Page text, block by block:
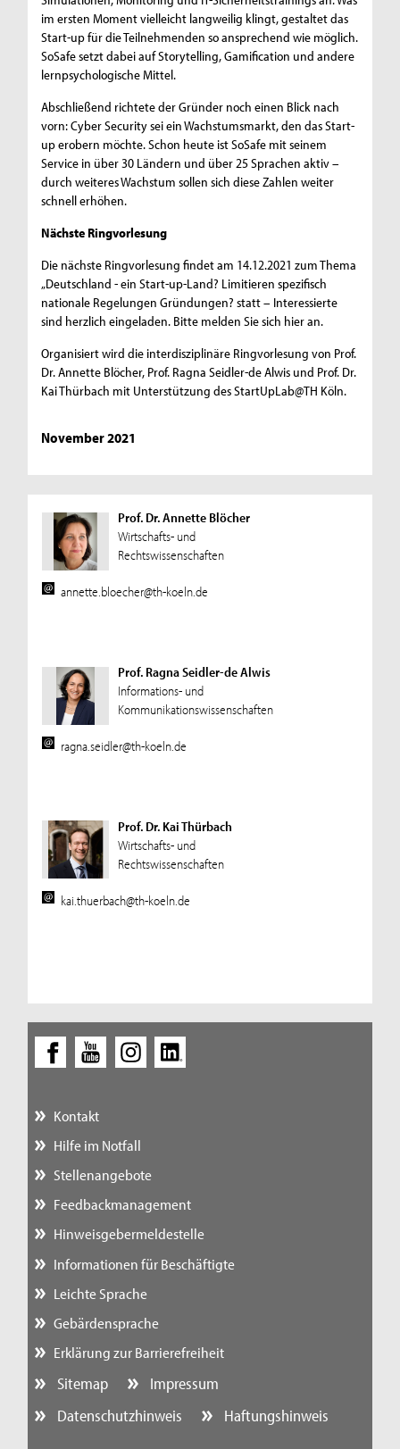
im ersten Moment vielleicht langweilig klingt, gestaltet das
Start-up für die Teilnehmenden so ansprechend wie möglich.
SoSafe setzt dabei auf Storytelling, Gamification und andere
lernpsychologische Mittel.
Abschließend richtete der Gründer noch einen Blick nach
vorn: Cyber Security sei ein Wachstumsmarkt, den das Start-
up erobern möchte. Schon heute ist SoSafe mit seinem
Service in über 30 Ländern und über 25 Sprachen aktiv –
durch weiteres Wachstum sollen sich diese Zahlen weiter
schnell erhöhen.
Nächste Ringvorlesung
Die nächste Ringvorlesung findet am 14.12.2021 zum Thema
„Deutschland - ein Start-up-Land? Limitieren spezifisch
nationale Regelungen Gründungen? statt – Interessierte
sind herzlich eingeladen. Bitte melden Sie sich hier an.
Organisiert wird die interdisziplinäre Ringvorlesung von Prof.
Dr. Annette Blöcher, Prof. Ragna Seidler-de Alwis und Prof. Dr.
Kai Thürbach mit Unterstützung des StartUpLab@TH Köln.
November 2021
Prof. Dr. Annette Blöcher
Wirtschafts- und
Rechtswissenschaften
annette.bloecher@th-koeln.de
Prof. Ragna Seidler-de Alwis
Informations- und
Kommunikationswissenschaften
ragna.seidler@th-koeln.de
Prof. Dr. Kai Thürbach
Wirtschafts- und
Rechtswissenschaften
kai.thuerbach@th-koeln.de
Kontakt
Hilfe im Notfall
Stellenangebote
Feedbackmanagement
Hinweisgebermeldestelle
Informationen für Beschäftigte
Leichte Sprache
Gebärdensprache
Erklärung zur Barrierefreiheit
Sitemap
Impressum
Datenschutzhinweis
Haftungshinweis